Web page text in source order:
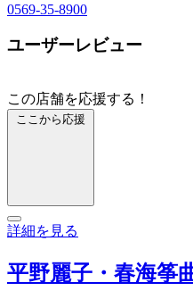
0569-35-8900
ユーザーレビュー
この店舗を応援する！
ここから応援
詳細を見る
平野麗子・春海筝